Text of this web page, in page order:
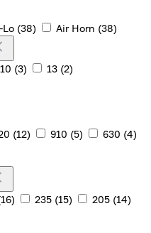
Lo (38) Air Horn (38)
10 (3) 13 (2)
(12) 910 (5) 630 (4)
235 (15) 205 (14)